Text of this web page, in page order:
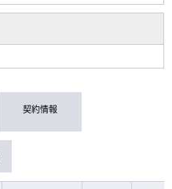
契約情報